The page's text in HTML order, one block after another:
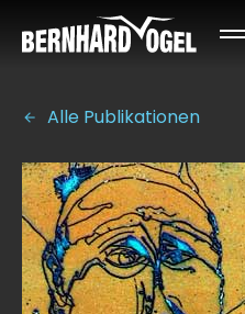
Alle Publikationen